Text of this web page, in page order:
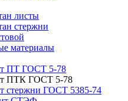
листы
стержни
материалы
ПТ ГОСТ 5-78
ПТК ГОСТ 5-78
стержни ГОСТ 5385-74